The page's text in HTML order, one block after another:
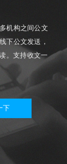
机构之间公文
下公文发送，
。支持收文一
下